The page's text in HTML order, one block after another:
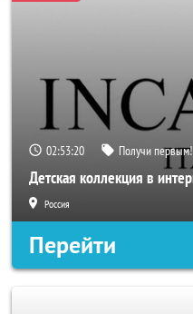
02:53:18 Получи первым!
Детская коллекция в
Россия
Перейти